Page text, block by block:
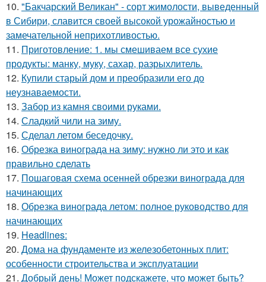
10. "Бакчарский Великан" - сорт жимолости, выведенный
в Сибири, славится своей высокой урожайностью и
замечательной неприхотливостью.
11. Приготовление: 1. мы смешиваем все сухие
продукты: манку, муку, сахар, разрыхлитель.
12. Купили старый дом и преобразили его до
неузнаваемости.
13. Забор из камня своими руками.
14. Сладкий чили на зиму.
15. Сделал летом беседочку.
16. Обрезка винограда на зиму: нужно ли это и как
правильно сделать
17. Пошаговая схема осенней обрезки винограда для
начинающих
18. Обрезка винограда летом: полное руководство для
начинающих
19. Headlines:
20. Дома на фундаменте из железобетонных плит:
особенности строительства и эксплуатации
21. Добрый день! Может подскажете, что может быть?